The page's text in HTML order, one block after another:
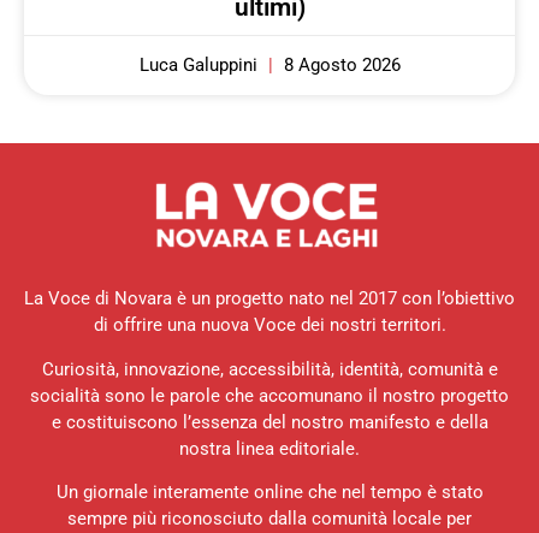
ultimi)
Luca Galuppini 8 Agosto 2026
La Voce di Novara è un progetto nato nel 2017 con l’obiettivo
di offrire una nuova Voce dei nostri territori.
Curiosità, innovazione, accessibilità, identità, comunità e
socialità sono le parole che accomunano il nostro progetto
e costituiscono l’essenza del nostro manifesto e della
nostra linea editoriale.
Un giornale interamente online che nel tempo è stato
sempre più riconosciuto dalla comunità locale per